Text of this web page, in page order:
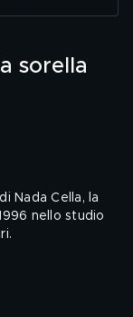
sorella
Nada Cella, la
nello studio